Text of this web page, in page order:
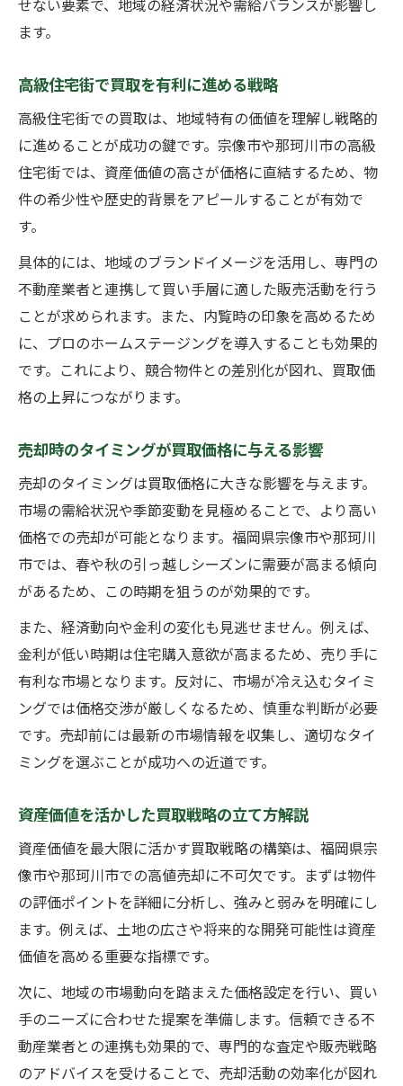
せない要素で、地域の経済状況や需給バランスが影響し
ます。
高級住宅街で買取を有利に進める戦略
高級住宅街での買取は、地域特有の価値を理解し戦略的
に進めることが成功の鍵です。宗像市や那珂川市の高級
住宅街では、資産価値の高さが価格に直結するため、物
件の希少性や歴史的背景をアピールすることが有効で
す。
具体的には、地域のブランドイメージを活用し、専門の
不動産業者と連携して買い手層に適した販売活動を行う
ことが求められます。また、内覧時の印象を高めるため
に、プロのホームステージングを導入することも効果的
です。これにより、競合物件との差別化が図れ、買取価
格の上昇につながります。
売却時のタイミングが買取価格に与える影響
売却のタイミングは買取価格に大きな影響を与えます。
市場の需給状況や季節変動を見極めることで、より高い
価格での売却が可能となります。福岡県宗像市や那珂川
市では、春や秋の引っ越しシーズンに需要が高まる傾向
があるため、この時期を狙うのが効果的です。
また、経済動向や金利の変化も見逃せません。例えば、
金利が低い時期は住宅購入意欲が高まるため、売り手に
有利な市場となります。反対に、市場が冷え込むタイミ
ングでは価格交渉が厳しくなるため、慎重な判断が必要
です。売却前には最新の市場情報を収集し、適切なタイ
ミングを選ぶことが成功への近道です。
資産価値を活かした買取戦略の立て方解説
資産価値を最大限に活かす買取戦略の構築は、福岡県宗
像市や那珂川市での高値売却に不可欠です。まずは物件
の評価ポイントを詳細に分析し、強みと弱みを明確にし
ます。例えば、土地の広さや将来的な開発可能性は資産
価値を高める重要な指標です。
次に、地域の市場動向を踏まえた価格設定を行い、買い
手のニーズに合わせた提案を準備します。信頼できる不
動産業者との連携も効果的で、専門的な査定や販売戦略
のアドバイスを受けることで、売却活動の効率化が図れ